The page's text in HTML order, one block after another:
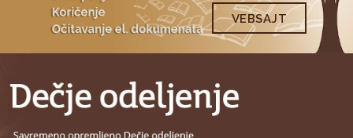
VEBSAJT